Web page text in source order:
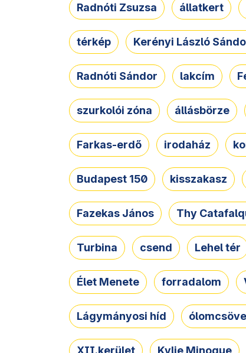
Radnóti Zsuzsa állatkert
térkép Kerényi László
Radnóti Sándor lakcím
szurkolói zóna állásbörze
Farkas-erdő irodaház
Budapest 150 kisszakasz
Fazekas János Thy
Turbina csend Lehel tér
Élet Menete forradalom
Lágymányosi híd
XII.kerület Kylie Minogue